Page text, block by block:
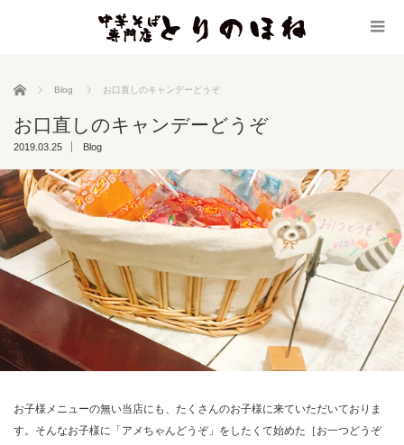
ホーム Blog お口直しのキャンデーどうぞ
お口直しのキャンデーどうぞ
2019.03.25 Blog
お子様メニューの無い当店にも、たくさんのお子様に来ていただいておりま
す。そんなお子様に「アメちゃんどうぞ」をしたくて始めた［お一つどうぞ